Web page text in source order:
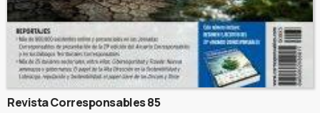
Revista Corresponsables 85